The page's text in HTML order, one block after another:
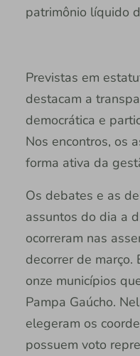
patrimônio líquido
Previstas em
destacam a
democrática e
Nos encontros, os
forma ativa da
Os debates e as
assuntos do dia a
ocorreram nas
decorrer de março.
onze municípios
Pampa Gaúcho.
elegeram os
possuem voto